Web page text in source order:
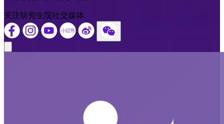
关注研究生院社交媒体
Close modal